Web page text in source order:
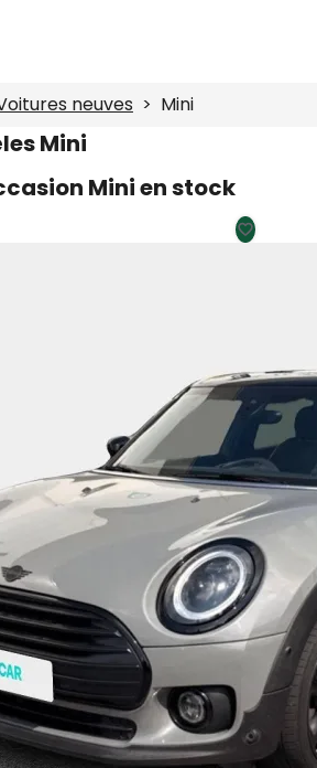
neuves Mini
Mini
Mini en stock